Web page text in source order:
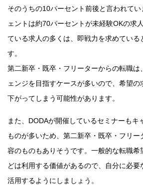
そのうちの10パーセント前後と言われて
ェントは約70パーセントが未経験OKの求
ている求人の多くは、即戦力を求めている
す。
第二新卒・既卒・フリーターからの転職は
ェンジを目指すケースが多いので、希望
下がってしまう可能性があります。
また、DODAが開催しているセミナーもキ
ものが多いため、第二新卒・既卒・フリー
容のものもありそうです。一般的な転職希
どは利用する価値があるので、自分に必要
活用するようにしましょう。